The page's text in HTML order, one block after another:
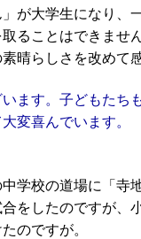
が大学生になり、
ることはできませ
晴らしさを改めて
ます。子どもたち
変喜んでいます。
学校の道場に「寺
をしたのですが、
のですが。